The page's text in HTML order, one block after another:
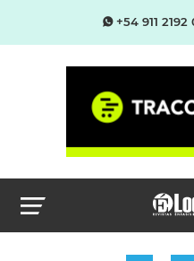
+54 911 2192